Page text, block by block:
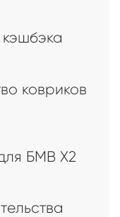
кэшбэка
ковриков
БМВ Х2